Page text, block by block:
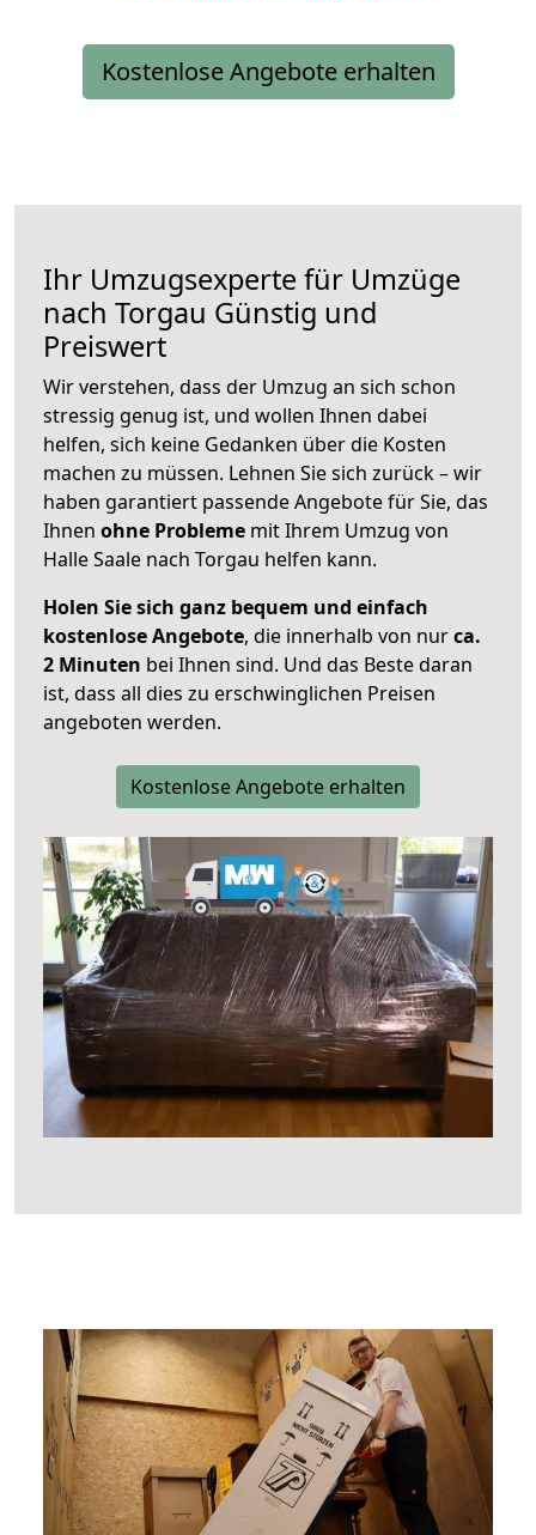
Kostenlose Angebote erhalten
Ihr Umzugsexperte für Umzüge
nach Torgau Günstig und
Preiswert
Wir verstehen, dass der Umzug an sich schon
stressig genug ist, und wollen Ihnen dabei
helfen, sich keine Gedanken über die Kosten
machen zu müssen. Lehnen Sie sich zurück – wir
haben garantiert passende Angebote für Sie, das
Ihnen ohne Probleme mit Ihrem Umzug von
Halle Saale nach Torgau helfen kann.
Holen Sie sich ganz bequem und einfach
kostenlose Angebote, die innerhalb von nurca.
2 Minuten bei Ihnen sind. Und das Beste daran
ist, dass all dies zu erschwinglichen Preisen
angeboten werden.
Kostenlose Angebote erhalten